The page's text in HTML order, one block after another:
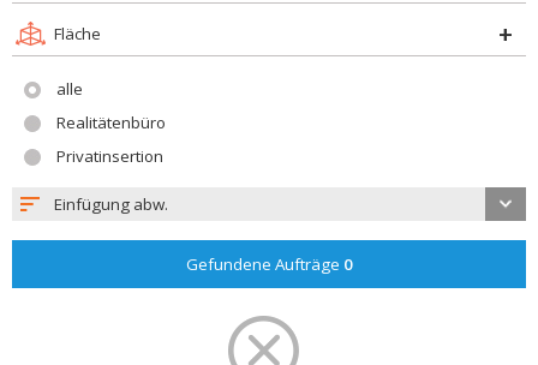
Fläche
alle
Realitätenbüro
Privatinsertion
Einfügung abw.
Gefundene Aufträge 0